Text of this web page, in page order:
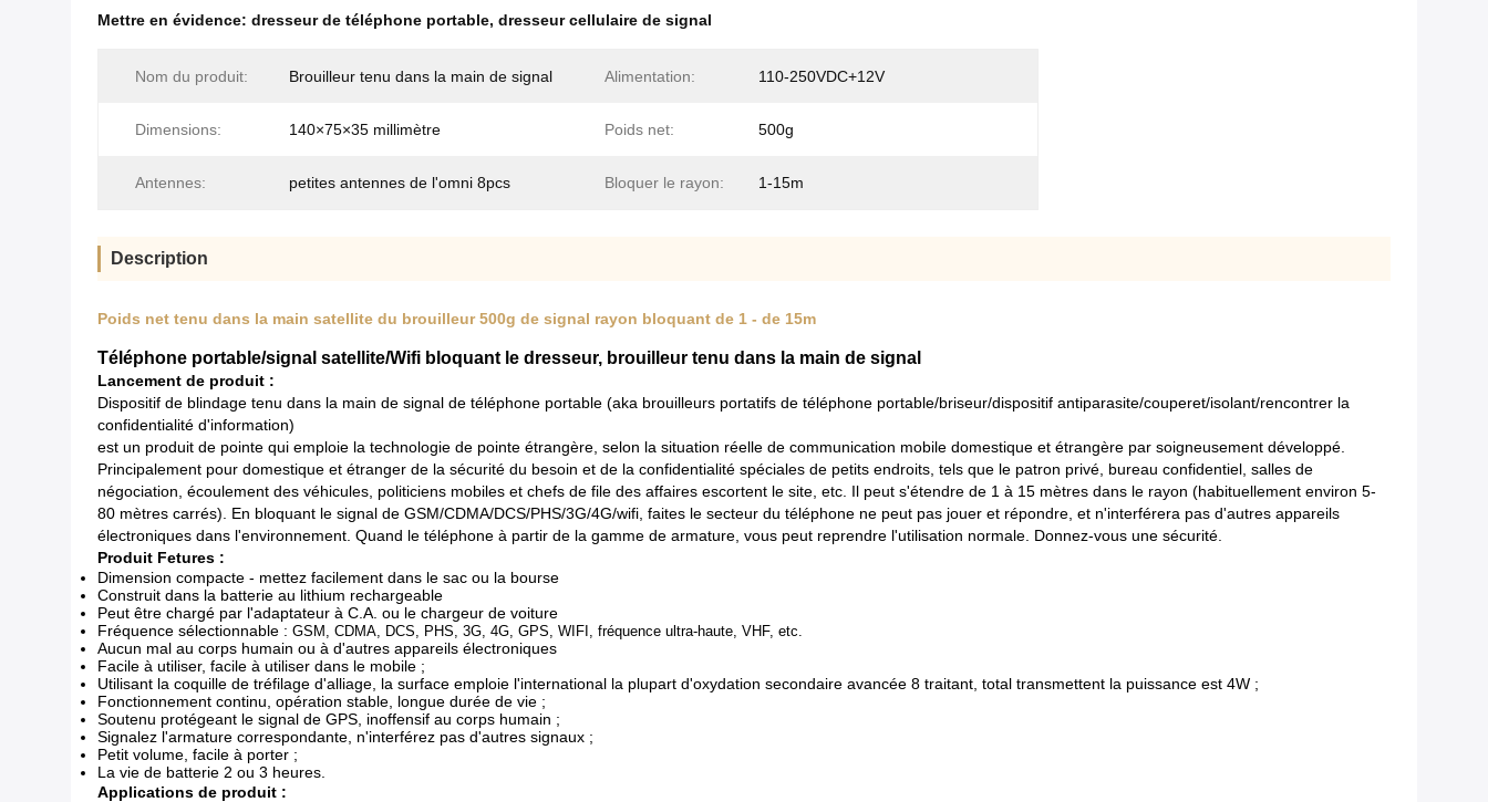
Mettre en évidence: dresseur de téléphone portable, dresseur cellulaire de signal
Nom du produit: Brouilleur tenu dans la main de signal Alimentation: 110-250VDC+12V
Dimensions: 140×75×35 millimètre Poids net: 500g
Antennes: petites antennes de l'omni 8pcs Bloquer le rayon: 1-15m
Description
Poids net tenu dans la main satellite du brouilleur 500g de signal rayon bloquant de 1 - de 15m
Téléphone portable/signal satellite/Wifi bloquant le dresseur, brouilleur tenu dans la main de signal
Lancement de produit :
Dispositif de blindage tenu dans la main de signal de téléphone portable (aka brouilleurs portatifs de téléphone portable/briseur/dispositif antiparasite/couperet/isolant/rencontrer la
confidentialité d'information)
est un produit de pointe qui emploie la technologie de pointe étrangère, selon la situation réelle de communication mobile domestique et étrangère par soigneusement développé.
Principalement pour domestique et étranger de la sécurité du besoin et de la confidentialité spéciales de petits endroits, tels que le patron privé, bureau confidentiel, salles de
négociation, écoulement des véhicules, politiciens mobiles et chefs de file des affaires escortent le site, etc. Il peut s'étendre de 1 à 15 mètres dans le rayon (habituellement environ 5-
80 mètres carrés). En bloquant le signal de GSM/CDMA/DCS/PHS/3G/4G/wifi, faites le secteur du téléphone ne peut pas jouer et répondre, et n'interférera pas d'autres appareils
électroniques dans l'environnement. Quand le téléphone à partir de la gamme de armature, vous peut reprendre l'utilisation normale. Donnez-vous une sécurité.
Produit Fetures :
Dimension compacte - mettez facilement dans le sac ou la bourse
Construit dans la batterie au lithium rechargeable
Peut être chargé par l'adaptateur à C.A. ou le chargeur de voiture
Fréquence sélectionnable : GSM, CDMA, DCS, PHS, 3G, 4G, GPS, WIFI, fréquence ultra-haute, VHF, etc.
Aucun mal au corps humain ou à d'autres appareils électroniques
Facile à utiliser, facile à utiliser dans le mobile ;
Utilisant la coquille de tréfilage d'alliage, la surface emploie l'international la plupart d'oxydation secondaire avancée 8 traitant, total transmettent la puissance est 4W ;
Fonctionnement continu, opération stable, longue durée de vie ;
Soutenu protégeant le signal de GPS, inoffensif au corps humain ;
Signalez l'armature correspondante, n'interférez pas d'autres signaux ;
Petit volume, facile à porter ;
La vie de batterie 2 ou 3 heures.
Applications de produit :